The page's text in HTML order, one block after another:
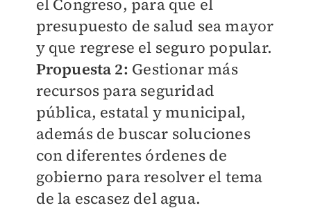
el Congreso, para que el
presupuesto de salud sea mayor
y que regrese el seguro popular.
Propuesta 2: Gestionar más
recursos para seguridad
pública, estatal y municipal,
además de buscar soluciones
con diferentes órdenes de
gobierno para resolver el tema
de la escasez del agua.